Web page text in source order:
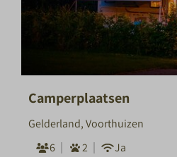
Camperplaatsen
Gelderland, Voorthuizen
6
2
Ja